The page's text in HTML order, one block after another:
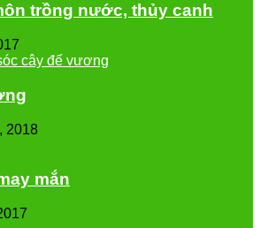
trồng nước, thủy canh
2018
mắn